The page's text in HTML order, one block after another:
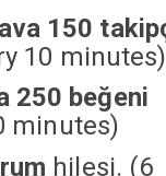
150
10 minutes)
250 beğeni
minutes)
hilesi. (6